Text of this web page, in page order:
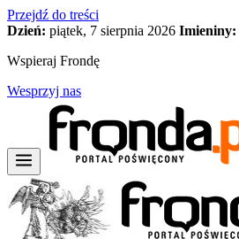
Przejdź do treści
Dzień: piątek, 7 sierpnia 2026 Imieniny:
Wspieraj Frondę
Wesprzyj nas